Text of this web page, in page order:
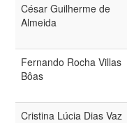
César Guilherme de
Almeida
Fernando Rocha Villas
Bôas
Cristina Lúcia Dias Vaz